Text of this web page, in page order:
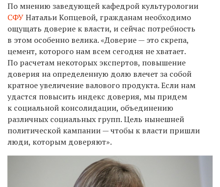
По мнению заведующей кафедрой культурологии
СФУНатальи Копцевой, гражданам необходимо
ощущать доверие к власти, и сейчас потребность
в этом особенно велика. «Доверие — это скрепа,
цемент, которого нам всем сегодня не хватает.
По расчетам некоторых экспертов, повышение
доверия на определенную долю влечет за собой
кратное увеличение валового продукта. Если нам
удастся повысить индекс доверия, мы придем
к социальной консолидации, объединению
различных социальных групп. Цель нынешней
политической кампании — чтобы к власти пришли
люди, которым доверяют».